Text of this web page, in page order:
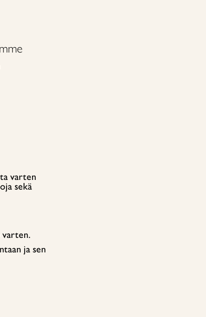
varten
sekä
varten.
ja sen